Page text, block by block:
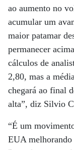
ao aumento no
acumular um
maior patamar
permanecer
cálculos de
2,80, mas a
chegará ao final
alta”, diz Silvio
“É um
EUA melhorando